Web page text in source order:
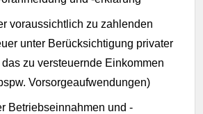
voraussichtlich zu zahlenden
unter Berücksichtigung privater
zu versteuernde Einkommen
Vorsorgeaufwendungen)
Betriebseinnahmen und -